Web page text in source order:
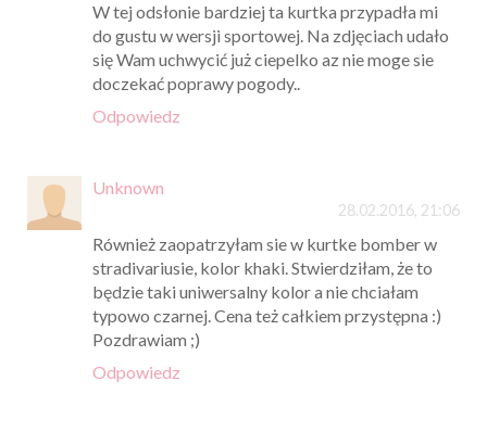
W tej odsłonie bardziej ta kurtka przypadła mi
do gustu w wersji sportowej. Na zdjęciach udało
się Wam uchwycić już ciepelko az nie moge sie
doczekać poprawy pogody..
Odpowiedz
Unknown
28.02.2016, 21:06
Również zaopatrzyłam sie w kurtke bomber w
stradivariusie, kolor khaki. Stwierdziłam, że to
będzie taki uniwersalny kolor a nie chciałam
typowo czarnej. Cena też całkiem przystępna :)
Pozdrawiam ;)
Odpowiedz